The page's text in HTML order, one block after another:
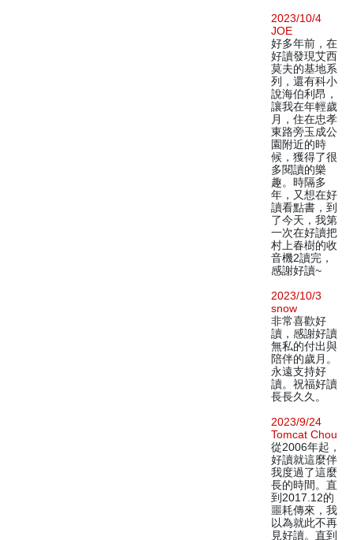
2023/10/4
JOE
好多年前，在
好讀發現艾西
莫夫的基地系
列，還有科小
說海伯利昂，
讓我在年輕歲
月，住在忠孝
東路旁玉成公
園附近的時
候，獲得了很
多閱讀的樂
趣。時隔多
年，又想在好
讀看點書，到
了今天，我第
一次在好讀把
村上春樹的收
音機2讀完，
感謝好讀~
2023/10/3
snow
非常喜歡好
讀，感謝好讀
無私的付出與
陪伴的歲月。
永遠支持好
讀。祝福好讀
長長久久。
2023/9/24
Tomcat Chou
從2006年起，
好讀就這麼伴
我度過了這麼
長的時間。直
到2017.12的
噩耗傳來，我
以為就此不再
見好讀。直到